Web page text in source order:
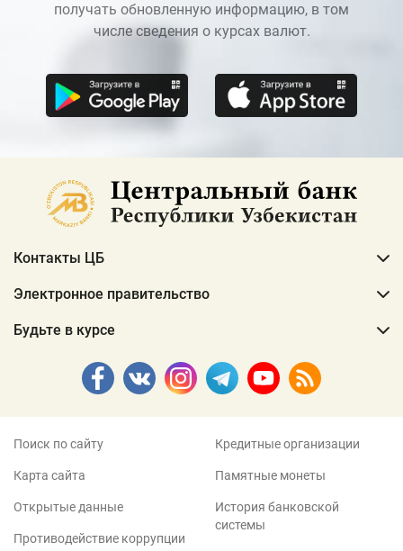
получать обновленную информацию, в том
числе сведения о курсах валют.
Контакты ЦБ
Электронное правительство
Будьте в курсе
Поиск по сайту
Карта сайта
Открытые данные
Противодействие коррупции
Кредитные организации
Памятные монеты
История банковской
системы